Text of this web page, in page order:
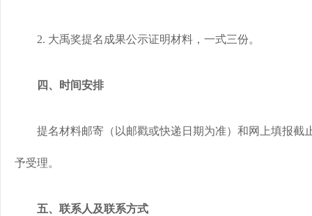
2. 大禹奖提名成果公示证明材料，一式三份。
四、时间安排
提名材料邮寄（以邮戳或快递日期为准）和网上填报截
予受理。
五、联系人及联系方式